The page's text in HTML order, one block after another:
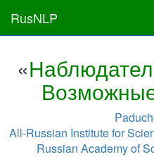
RusNLP
«
All-Russian Institute for
Russian Academy of